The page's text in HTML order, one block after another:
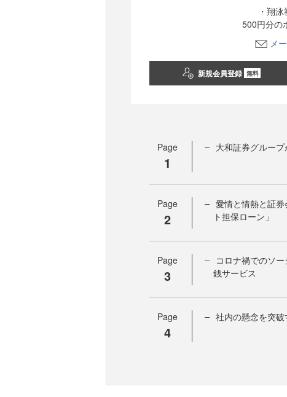
・翔
500円分の
メ
新規会員登録 無料
Page
1
大和証券グルー
Page
2
愛情と情熱と証
ト担保ローン」
Page
3
コロナ禍でのソ
銭サービス
Page
4
社内の懸念を突